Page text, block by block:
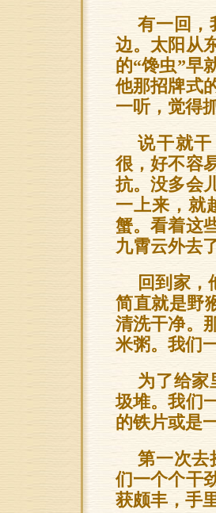
有一回，
边。太阳从
的“馋虫”早
他那招牌式
一听，觉得
说干就
很，好不容
抗。没多会
一上来，就
蟹。看着这
九霄云外去
回到家，
简直就是野
清洗干净。
米粥。我们
为了给家
圾堆。我们
的铁片或是
第一次去
们一个个干
获颇丰，手